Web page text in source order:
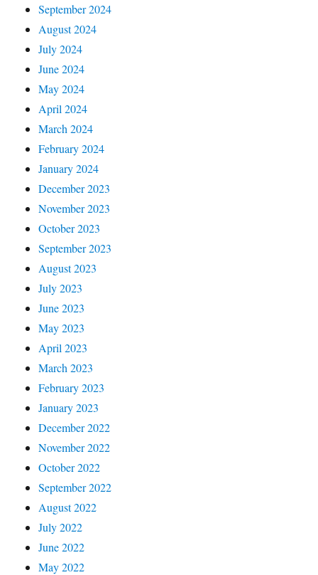
September 2024
August 2024
July 2024
June 2024
May 2024
April 2024
March 2024
February 2024
January 2024
December 2023
November 2023
October 2023
September 2023
August 2023
July 2023
June 2023
May 2023
April 2023
March 2023
February 2023
January 2023
December 2022
November 2022
October 2022
September 2022
August 2022
July 2022
June 2022
May 2022